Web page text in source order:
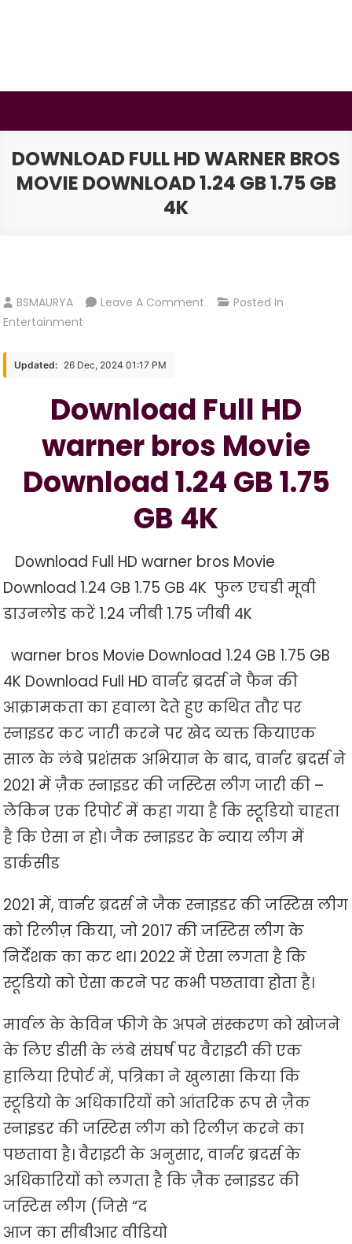
DOWNLOAD FULL HD WARNER BROS
MOVIE DOWNLOAD 1.24 GB 1.75 GB
4K
BSMAURYA Leave A Comment On
Bros
Movie
Download
1.24
GB
GB
Posted In
Entertainment
Updated: 26 Dec, 2024 01:17 PM
Download Full HD
warner bros Movie
Download 1.24 GB 1.75
GB 4K
Download Full HD warner bros Movie
Download 1.24 GB 1.75 GB 4K फुल एचडी मूवी
डाउनलोड करें 1.24 जीबी 1.75 जीबी 4K
warner bros Movie Download 1.24 GB 1.75 GB
4K Download Full HD वार्नर ब्रदर्स ने फैन की
आक्रामकता का हवाला देते हुए कथित तौर पर
स्नाइडर कट जारी करने पर खेद व्यक्त कियाएक
साल के लंबे प्रशंसक अभियान के बाद, वार्नर ब्रदर्स ने
2021 में ज़ैक स्नाइडर की जस्टिस लीग जारी की –
लेकिन एक रिपोर्ट में कहा गया है कि स्टूडियो चाहता
है कि ऐसा न हो।जैक स्नाइडर के न्याय लीग में
डार्कसीड
2021 में, वार्नर ब्रदर्स ने जैक स्नाइडर की जस्टिस लीग
को रिलीज़ किया, जो 2017 की जस्टिस लीग के
निर्देशक का कट था। 2022 में ऐसा लगता है कि
स्टूडियो को ऐसा करने पर कभी पछतावा होता है।
मार्वल के केविन फीगे के अपने संस्करण को खोजने
के लिए डीसी के लंबे संघर्ष पर वैराइटी की एक
हालिया रिपोर्ट में, पत्रिका ने खुलासा किया कि
स्टूडियो के अधिकारियों को आंतरिक रूप से ज़ैक
स्नाइडर की जस्टिस लीग को रिलीज़ करने का
पछतावा है। वैराइटी के अनुसार, वार्नर ब्रदर्स के
अधिकारियों को लगता है कि ज़ैक स्नाइडर की
जस्टिस लीग (जिसे “द
आज का सीबीआर वीडियो